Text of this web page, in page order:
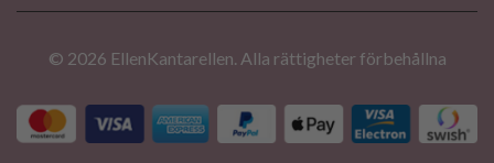
© 2026 EllenKantarellen. Alla rättigheter förbehållna